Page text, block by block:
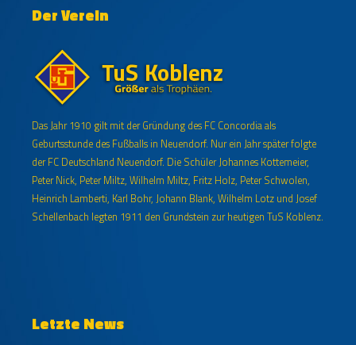
Der Verein
Das Jahr 1910 gilt mit der Gründung des FC Concordia als
Geburtsstunde des Fußballs in Neuendorf. Nur ein Jahr später folgte
der FC Deutschland Neuendorf. Die Schüler Johannes Kottemeier,
Peter Nick, Peter Miltz, Wilhelm Miltz, Fritz Holz, Peter Schwolen,
Heinrich Lamberti, Karl Bohr, Johann Blank, Wilhelm Lotz und Josef
Schellenbach legten 1911 den Grundstein zur heutigen TuS Koblenz.
Letzte News